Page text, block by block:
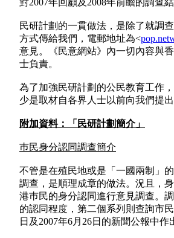
對2007年回顧及2008年前瞻的調查結
民研計劃的一貫做法，是除了就調
方式傳給我們，電郵地址為<
意見。《民意網站》內一切內容與
士負責。
為了加強民研計劃的公民教育工作
少是取材自各界人士以前向我們提
附加資料：「民研計劃簡介」
巿民身分認同調查簡介
不管是在殖民地或是「一國兩制」
調查，是順理成章的做法。況且，
港巿民的身分認同進行意見調查。
的認同程度，第二個系列則查詢市
日及2007年6月26日的新聞公報中